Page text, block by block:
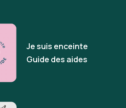
Je suis enceinte
Guide des aides